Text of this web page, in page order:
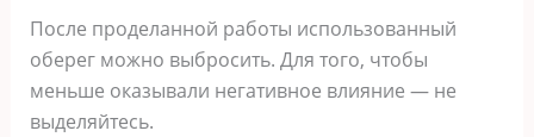
После проделанной работы использованный
оберег можно выбросить. Для того, чтобы
меньше оказывали негативное влияние — не
выделяйтесь.